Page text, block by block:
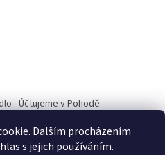
Dalším procházením
s jejich používáním.
Účtujeme v Pohodě